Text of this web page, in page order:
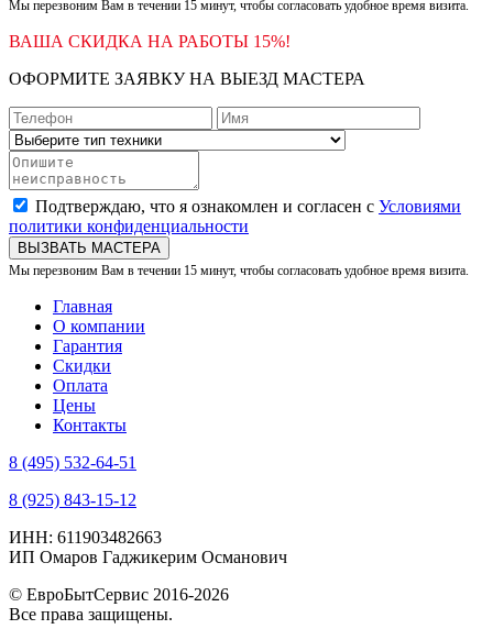
Мы перезвоним Вам в течении 15 минут, чтобы согласовать удобное время визита.
ВАША СКИДКА НА РАБОТЫ 15%!
ОФОРМИТЕ ЗАЯВКУ НА ВЫЕЗД МАСТЕРА
Подтверждаю, что я ознакомлен и согласен с Условиями
политики конфиденциальности
ВЫЗВАТЬ МАСТЕРА
Мы перезвоним Вам в течении 15 минут, чтобы согласовать удобное время визита.
Главная
О компании
Гарантия
Скидки
Оплата
Цены
Контакты
8 (495) 532-64-51
8 (925) 843-15-12
ИНН: 611903482663
ИП Омаров Гаджикерим Османович
© ЕвроБытСервис 2016-2026
Все права защищены.